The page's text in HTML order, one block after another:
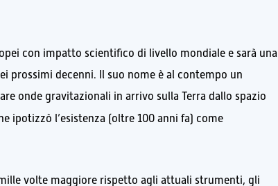
con impatto scientifico di livello mondiale e sarà una
prossimi decenni. Il suo nome è al contempo un
onde gravitazionali in arrivo sulla Terra dallo spazio
ipotizzò l’esistenza (oltre 100 anni fa) come
volte maggiore rispetto agli attuali strumenti, gli